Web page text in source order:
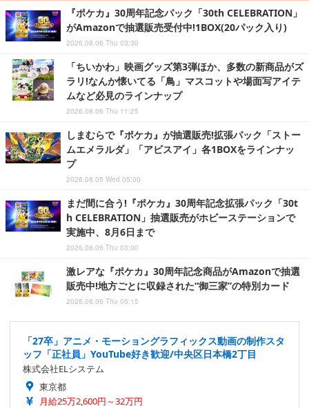
『ポケカ』30周年記念パック「30th CELEBRATION」
がAmazonで抽選販売受付中!1BOX(20パック入り)
2026.08.06 Thu 03:30
「ちいかわ」映画グッズ第3弾ほか、多数の新商品がズ
ラリ!なんか懐いてる「鳥」マスコットや場面写アイテ
ムなど必見のラインナップ
2026.08.06 Thu 11:25
しまむらで『ポケカ』が抽選販売!拡張パック「ストー
ムエメラルダ」「アビスアイ」各1BOXをラインナッ
プ
2026.08.05 Wed 05:00
まだ間に合う!『ポケカ』30周年記念拡張パック「30t
h CELEBRATION」抽選販売がホビーステーションで
実施中、8月6日まで
2026.08.06 Thu 03:00
激レアな『ポケカ』30周年記念商品がAmazonで抽選
販売中!地方ごとに収録された“御三家”の特別カード
2026.08.06 Thu 05:15
「27卒」アニメ・モーショングラフィックス動画の制作スタ
ッフ「正社員」YouTube好き歓迎/中央区日本橋2丁目
株式会社ELシステム
東京都
月給25万2,600円～32万円